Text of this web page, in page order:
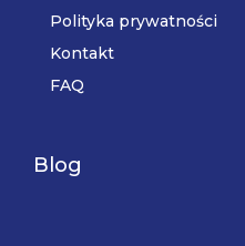
Polityka prywatności
Kontakt
FAQ
Blog